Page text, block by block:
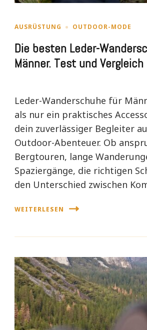
AUSRÜSTUNG OUTDOOR-MODE
Die besten Leder-
Männer. Test und Vergleich
Leder-Wanderschuhe für
als nur ein praktisches
dein zuverlässiger Begleiter
Outdoor-Abenteuer. Ob
Bergtouren, lange
Spaziergänge, die richtigen
den Unterschied zwischen
WEITERLESEN